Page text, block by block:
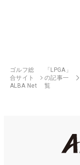
ゴルフ総
合サイト
ALBA Net
「LPGA」
の記事一
覧